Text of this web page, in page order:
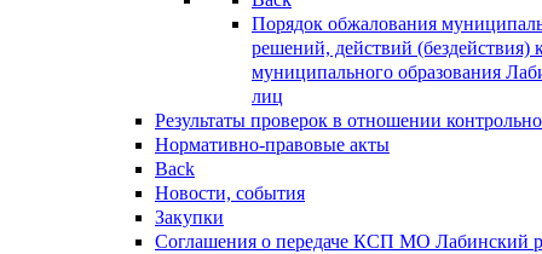
Порядок обжалования
решений, действий (бездействия)
муниципального образования
лиц
Результаты проверок в отношении
Нормативно-правовые акты
Back
Новости, события
Закупки
Соглашения о передаче КСП МО Лабинский